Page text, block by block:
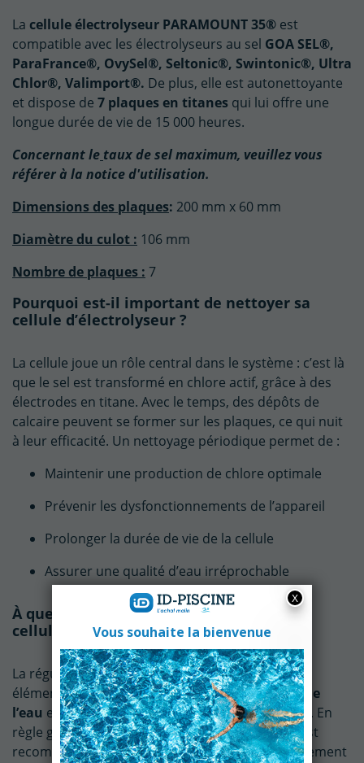
La cellule électrolyseur PARAMOUNT 35® est
compatible avec les électrolyseurs au sel GOA SEL®,
ParaFrance®, OvySel®, Seltonic®, Swintonic®, Ultra
Chlor®, Valimport®. De plus, elle est autonettoyante
et dispose de 7 plaques en titanes qui lui offre une
longue durée de vie de 15 000 heures.
Concernant le taux de sel maximum, veuillez vous
référer à la notice d'utilisation.
Dimensions des plaques: 200 mm x 60 mm
Diamètre du culot : 106 mm
Nombre de plaques : 7
Pourquoi est-il important de nettoyer sa
cellule d’électrolyseur ?
La cellule joue un rôle central dans le système : c’est là
que le sel est transformé en chlore actif, grâce à des
électrodes en titane. Avec le temps, des dépôts de
calcaire peuvent se former sur les plaques, ce qui nuit
à leur efficacité. Un nettoyage périodique permet de :
Maintenir une production de chlore optimale
Prévenir les dysfonctionnements de l’appareil
Prolonger la durée de vie de la cellule
Assurer une qualité d’eau irréprochable
À quelle fréquence faut-il entretenir la
cellule ?
La régularité du nettoyage dépend de plusieurs
éléments, notamment de lateneur en calcaire de
l’eau et de la fréquence d’utilisation de la piscine. En
règle générale, un contrôle tous les2 à 3 moisest
recommandé. En présence d’une eau particulièrement